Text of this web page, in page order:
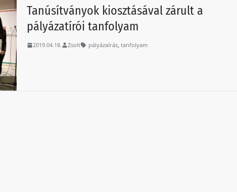
Tanúsítványok kiosztásával zárult a
pályázatírói tanfolyam
2019.04.18. Zsolt pályázaírás,tanfolyam